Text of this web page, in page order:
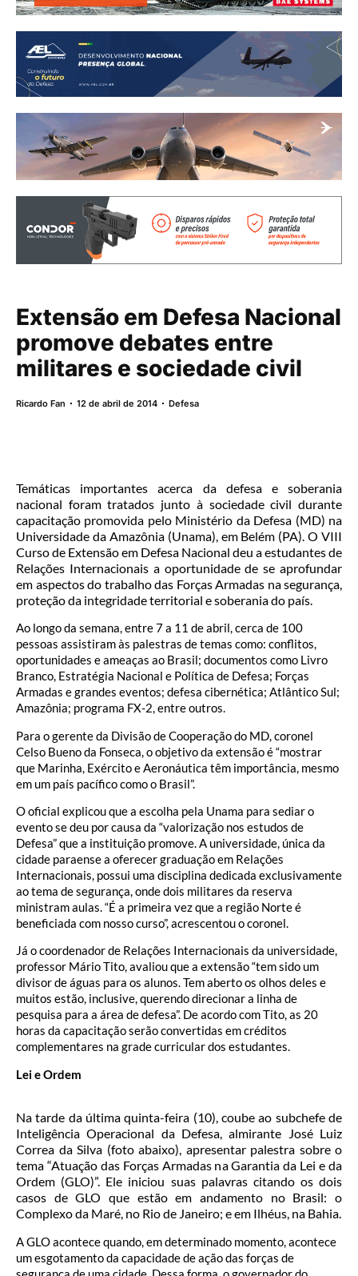
Extensão em Defesa Nacional
promove debates entre
militares e sociedade civil
Ricardo Fan 12 de abril de 2014 Defesa
Temáticas importantes acerca da defesa e soberania
nacional foram tratados junto à sociedade civil durante
capacitação promovida pelo Ministério da Defesa (MD) na
Universidade da Amazônia (Unama), em Belém (PA). O VIII
Curso de Extensão em Defesa Nacional deu a estudantes de
Relações Internacionais a oportunidade de se aprofundar
em aspectos do trabalho das Forças Armadas na segurança,
proteção da integridade territorial e soberania do país.
Ao longo da semana, entre 7 a 11 de abril, cerca de 100
pessoas assistiram às palestras de temas como: conflitos,
oportunidades e ameaças ao Brasil; documentos como Livro
Branco, Estratégia Nacional e Política de Defesa; Forças
Armadas e grandes eventos; defesa cibernética; Atlântico Sul;
Amazônia; programa FX-2, entre outros.
Para o gerente da Divisão de Cooperação do MD, coronel
Celso Bueno da Fonseca, o objetivo da extensão é “mostrar
que Marinha, Exército e Aeronáutica têm importância, mesmo
em um país pacífico como o Brasil”.
O oficial explicou que a escolha pela Unama para sediar o
evento se deu por causa da “valorização nos estudos de
Defesa” que a instituição promove. A universidade, única da
cidade paraense a oferecer graduação em Relações
Internacionais, possui uma disciplina dedicada exclusivamente
ao tema de segurança, onde dois militares da reserva
ministram aulas. “É a primeira vez que a região Norte é
beneficiada com nosso curso”, acrescentou o coronel.
Já o coordenador de Relações Internacionais da universidade,
professor Mário Tito, avaliou que a extensão “tem sido um
divisor de águas para os alunos. Tem aberto os olhos deles e
muitos estão, inclusive, querendo direcionar a linha de
pesquisa para a área de defesa”. De acordo com Tito, as 20
horas da capacitação serão convertidas em créditos
complementares na grade curricular dos estudantes.
Lei e Ordem
Na tarde da última quinta-feira (10), coube ao subchefe de
Inteligência Operacional da Defesa, almirante José Luiz
Correa da Silva (foto abaixo), apresentar palestra sobre o
tema “Atuação das Forças Armadas na Garantia da Lei e da
Ordem (GLO)”. Ele iniciou suas palavras citando os dois
casos de GLO que estão em andamento no Brasil: o
Complexo da Maré, no Rio de Janeiro; e em Ilhéus, na Bahia.
A GLO acontece quando, em determinado momento, acontece
um esgotamento da capacidade de ação das forças de